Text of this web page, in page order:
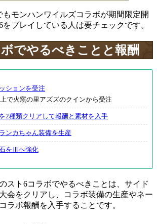
もモンハンワイルズコラボが期間限定開
プレイしている人は要チェックです。
でやるべきことと報酬
ションを受注
で火窯の里アズズのクインから受注
2種類クリアして報酬と素材を入手
ンカちゃん装備を生産
をⅢへ強化
スト6コラボでやるべきことは、サイド
会をクリアし、コラボ装備の生産やネー
ラボ報酬を入手することです。